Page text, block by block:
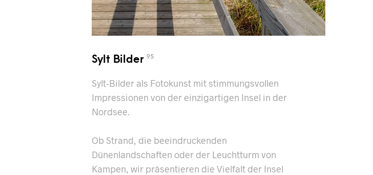
Sylt Bilder 95
Sylt-Bilder als Fotokunst mit stimmungsvollen
Impressionen von der einzigartigen Insel in der
Nordsee.
Ob Strand, die beeindruckenden
Dünenlandschaften oder der Leuchtturm von
Kampen, wir präsentieren die Vielfalt der Insel